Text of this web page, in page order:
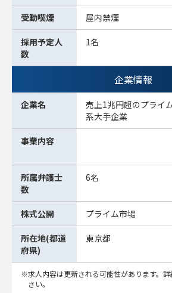
受動喫煙 屋内禁煙
採用予定人
数
1名
企業情報
企業名
売上1兆円超のプライ
系大手企業
事業内容
所属弁護士
数
6名
株式公開 プライム市場
所在地(都道
府県)
東京都
求人内容は更新される可能性があります。
さい。